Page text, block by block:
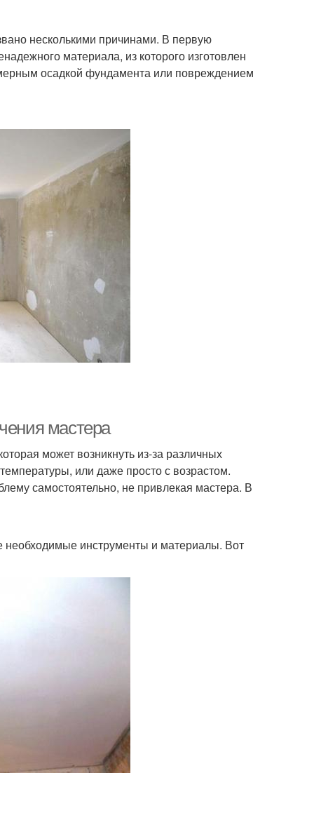
несколькими причинами. В первую
материала, из которого изготовлен
осадкой фундамента или повреждением
мастера
может возникнуть из-за различных
или даже просто с возрастом.
самостоятельно, не привлекая мастера. В
необходимые инструменты и материалы. Вот